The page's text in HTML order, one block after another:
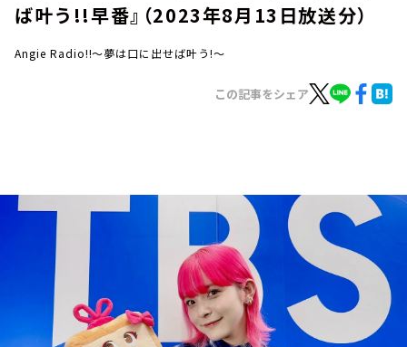
イベント・グッズ
YouTube
会社情報
ば叶う!!早番』（2023年8月13日放送分）
Angie Radio!!～夢は口に出せば叶う!～
この記事をシェア